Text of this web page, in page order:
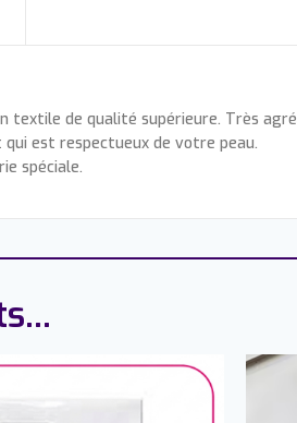
textile de qualité supérieure. Très
est respectueux de votre peau.
spéciale.